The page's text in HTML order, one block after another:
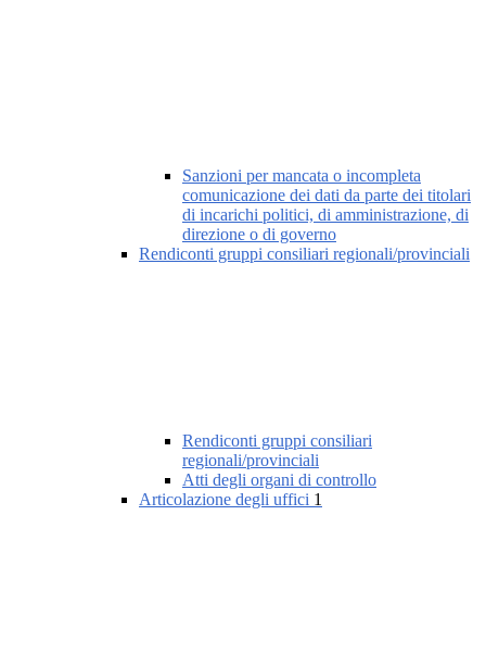
Sanzioni per mancata o incompleta
comunicazione dei dati da parte dei titolari
di incarichi politici, di amministrazione, di
direzione o di governo
Rendiconti gruppi consiliari regionali/provinciali
Rendiconti gruppi consiliari
regionali/provinciali
Atti degli organi di controllo
Articolazione degli uffici 1